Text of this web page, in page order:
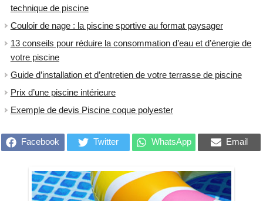
technique de piscine
Couloir de nage : la piscine sportive au format paysager
13 conseils pour réduire la consommation d’eau et d’énergie de
votre piscine
Guide d’installation et d’entretien de votre terrasse de piscine
Prix d’une piscine intérieure
Exemple de devis Piscine coque polyester
Facebook Twitter WhatsApp Email